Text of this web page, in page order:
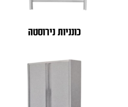
כונניות נירוסטה